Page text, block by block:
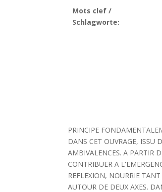
Mots clef /
Schlagworte:
PRINCIPE
DANS CET OUVRAGE, ISSU
AMBIVALENCES. A PARTIR
CONTRIBUER A
REFLEXION, NOURRIE
AUTOUR DE DEUX AXES.